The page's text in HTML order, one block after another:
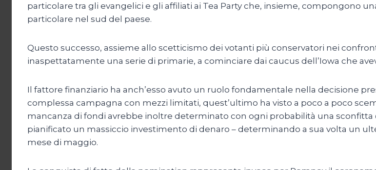
particolare tra gli evangelici e gli affiliati ai Tea Party che, insieme, compongono
particolare nel sud del paese.
Questo successo, assieme allo scetticismo dei votanti più conservatori nei
inaspettatamente una serie di primarie, a cominciare dai caucus dell’Iowa che
Il fattore finanziario ha anch’esso avuto un ruolo fondamentale nella decisione
complessa campagna con mezzi limitati, quest’ultimo ha visto a poco a poco
mancanza di fondi avrebbe inoltre determinato con ogni probabilità una sconfitta
pianificato un massiccio investimento di denaro – determinando a sua volta un
mese di maggio.